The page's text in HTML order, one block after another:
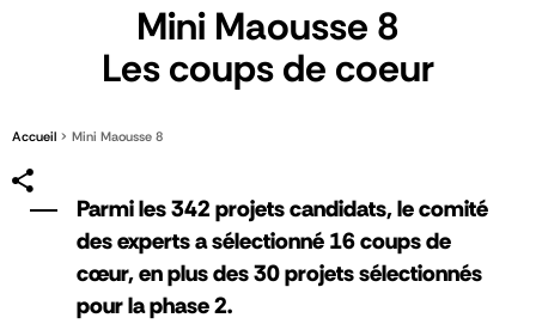
Mini Maousse 8
Les coups de coeur
Accueil Mini Maousse 8
Parmi les 342 projets candidats, le comité
des experts a sélectionné 16 coups de
cœur, en plus des 30 projets sélectionnés
pour la phase 2.